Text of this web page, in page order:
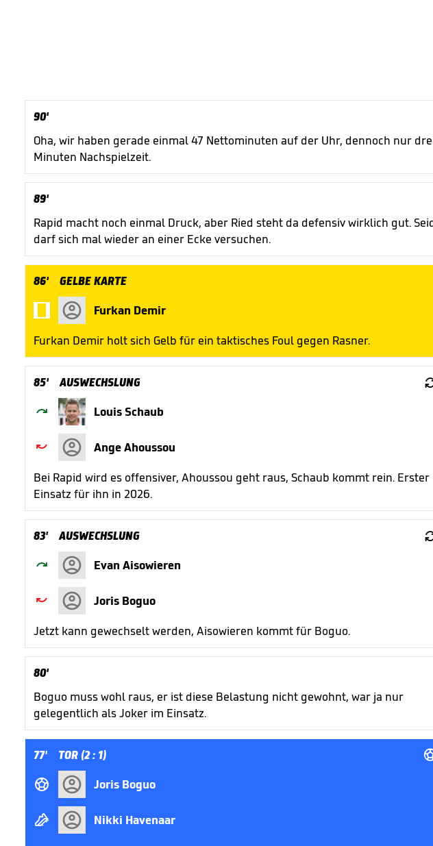
90'
Oha, wir haben gerade einmal 47 Nettominuten auf der Uhr, dennoch nur
Minuten Nachspielzeit.
89'
Rapid macht noch einmal Druck, aber Ried steht da defensiv wirklich gut.
darf sich mal wieder an einer Ecke versuchen.
86' GELBE KARTE
Furkan Demir
Furkan Demir holt sich Gelb für ein taktisches Foul gegen Rasner.
85' AUSWECHSLUNG
 Louis Schaub

Ange Ahoussou
Bei Rapid wird es offensiver, Ahoussou geht raus, Schaub kommt rein. Erster
Einsatz für ihn in 2026.
83' AUSWECHSLUNG
 Evan Aisowieren

Joris Boguo
Jetzt kann gewechselt werden, Aisowieren kommt für Boguo.
80'
Boguo muss wohl raus, er ist diese Belastung nicht gewohnt, war ja nur
gelegentlich als Joker im Einsatz.
77' TOR (2 : 1)
 Joris Boguo

Nikki Havenaar